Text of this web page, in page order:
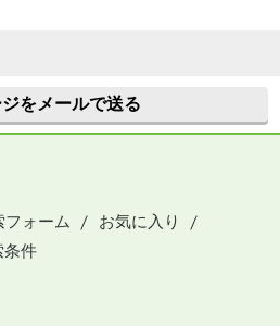
をメールで送る
フォーム
お気に入り
条件